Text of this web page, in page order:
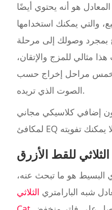
هو أنه يحتوي أيضًا
والتي يمكنك استخدامها
بمجرد وصولك إلى مرحلة
مثالي للمزج والإتقان،
خمس مراحل إخراج حسب
الصوت الذي تريده.
إضافي كلاسيكي مجاني
للقط الأزرق
البسيط هو ما تبحث عنه،
شبه البارامتري الثلاثي EQ من Blue